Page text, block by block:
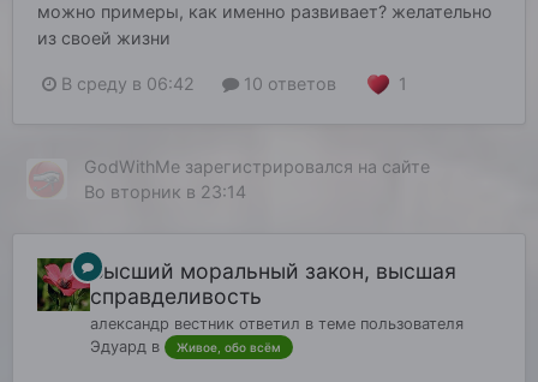
можно примеры, как именно развивает? желательно
из своей жизни
В среду в 06:42 10 ответов 1
GodWithMe зарегистрировался на сайте
Во вторник в 23:14
Высший моральный закон, высшая
справделивость
александр вестник ответил в теме пользователя
Эдуард в Живое, обо всём